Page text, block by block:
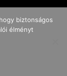
biztonságos
élményt